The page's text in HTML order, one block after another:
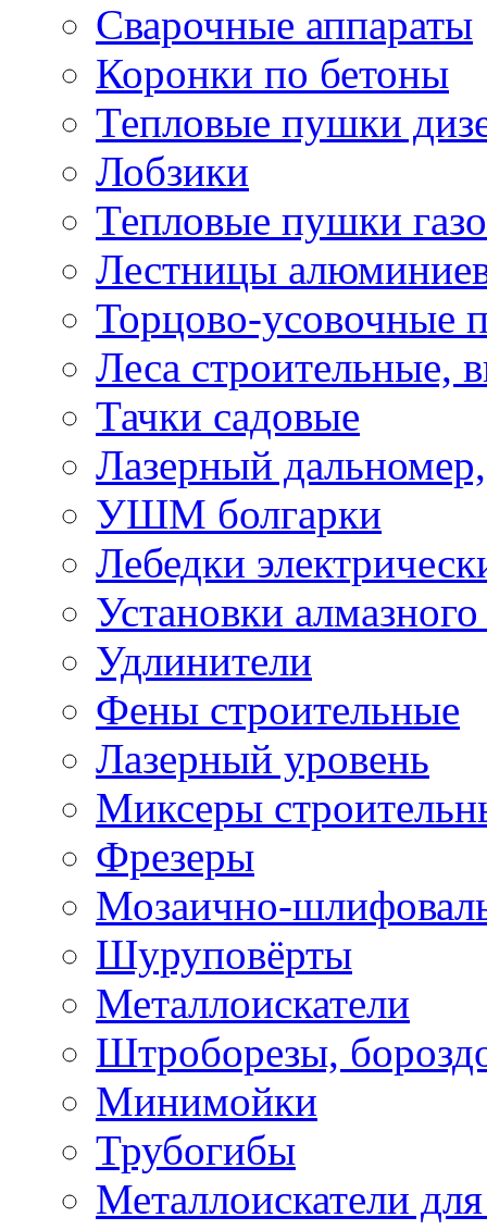
Сварочные аппараты
Коронки по бетоны
Тепловые пушки
Лобзики
Тепловые пушки
Лестницы
Торцово-усовочные
Леса строительные,
Тачки садовые
Лазерный дальномер,
УШМ болгарки
Лебедки
Установки
Удлинители
Фены строительные
Лазерный уровень
Миксеры
Фрезеры
Мозаично-
Шуруповёрты
Металлоискатели
Штроборезы,
Минимойки
Трубогибы
Металлоискатели